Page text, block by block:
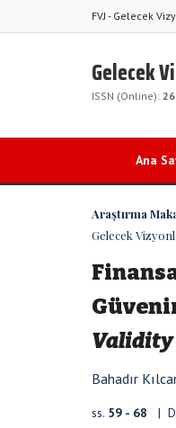
FVJ - Gelecek
Gelecek
ISSN (Online):
Ana
Araştırma
Gelecek
Validity
Bahadır
ss. 59 - 68 |